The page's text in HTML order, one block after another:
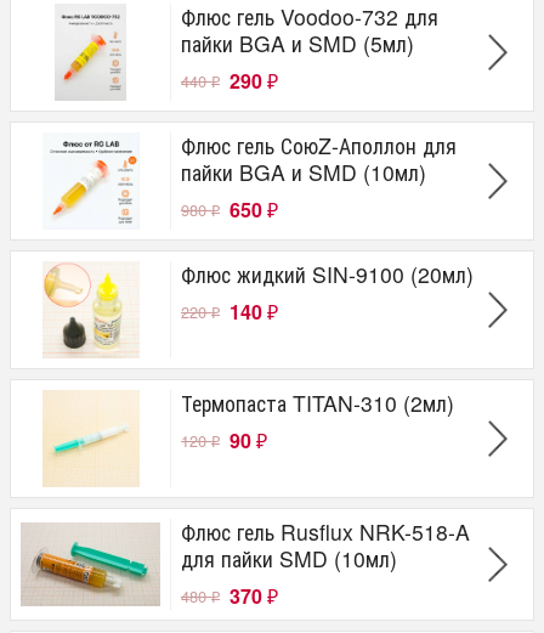
Флюс гель Voodoo-732 для
пайки BGA и SMD (5мл)
440₽ 290 ₽
Флюс гель СоюZ-Аполлон для
пайки BGA и SMD (10мл)
980₽ 650 ₽
Флюс жидкий SIN-9100 (20мл)
220₽ 140 ₽
Термопаста TITAN-310 (2мл)
120₽ 90 ₽
Флюс гель Rusflux NRK-518-A
для пайки SMD (10мл)
480₽ 370 ₽